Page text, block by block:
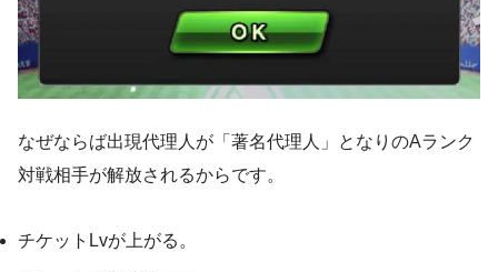
なぜならば出現代理人が「著名代理人」となりのAランク
対戦相手が解放されるからです。
チケットLvが上がる。